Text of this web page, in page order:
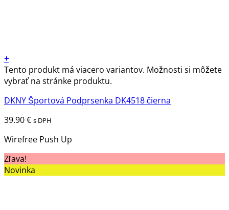
+
Tento produkt má viacero variantov. Možnosti si môžete
vybrať na stránke produktu.
DKNY Športová Podprsenka DK4518 čierna
39.90€ s DPH
Wirefree Push Up
Zľava!
Novinka